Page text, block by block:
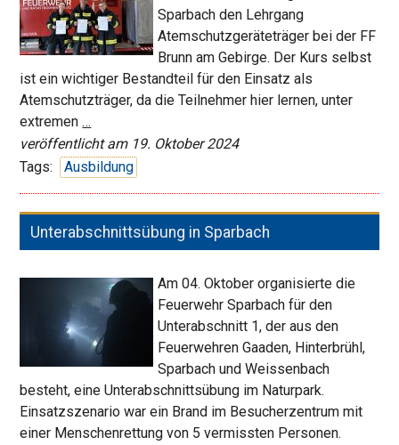
Sparbach den Lehrgang
Atemschutzgeräteträger bei der FF
Brunn am Gebirge. Der Kurs selbst
ist ein wichtiger Bestandteil für den Einsatz als
Atemschutzträger, da die Teilnehmer hier lernen, unter
extremen …
Atemschutz-
Träger
FF
Sparbach
veröffentlicht am 19. Oktober 2024
Tags:
Ausbildung
Unterabschnittsübung in Sparbach
Am 04. Oktober organisierte die
Feuerwehr Sparbach für den
Unterabschnitt 1, der aus den
Feuerwehren Gaaden, Hinterbrühl,
Sparbach und Weissenbach
besteht, eine Unterabschnittsübung im Naturpark.
Einsatzszenario war ein Brand im Besucherzentrum mit
einer Menschenrettung von 5 vermissten Personen.